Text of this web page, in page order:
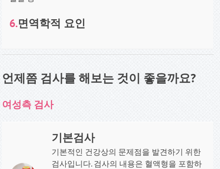
6.면역학적 요인
언제쯤 검사를 해보는 것이 좋을까요?
여성측 검사
기본검사
기본적인 건강상의 문제점을 발견하기 위한
검사입니다. 검사의 내용은 혈액형을 포함하